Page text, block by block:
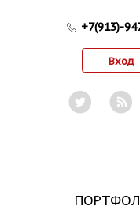
+7(913)-
Вход